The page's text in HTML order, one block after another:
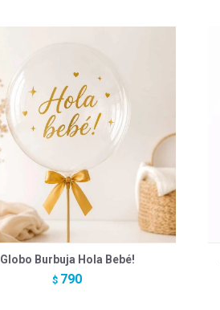
Globo Burbuja Hola Bebé!
$ 790